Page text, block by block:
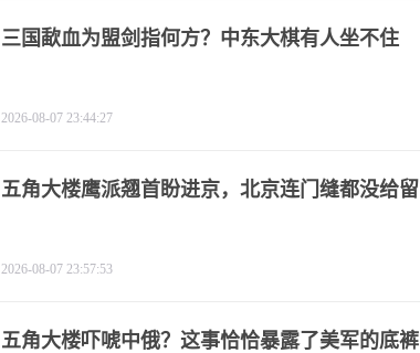
三国歃血为盟剑指何方？中东大棋有人坐不住
2026-08-07 23:44:27
五角大楼鹰派翘首盼进京，北京连门缝都没给留
2026-08-07 23:57:53
五角大楼吓唬中俄？这事恰恰暴露了美军的底裤